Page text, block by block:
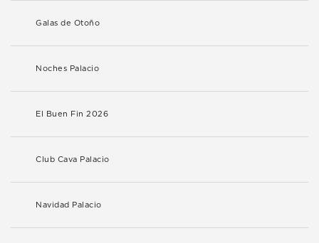
Galas de Otoño
Noches Palacio
El Buen Fin 2026
Club Cava Palacio
Navidad Palacio